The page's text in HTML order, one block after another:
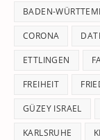
BADEN-
CORONA
ETTLINGEN
FREIHEIT
GÜZEY ISRAEL
KARLSRUHE